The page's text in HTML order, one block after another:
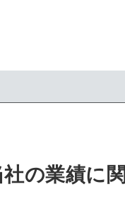
社の業績に